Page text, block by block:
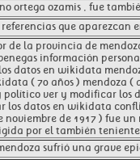
ortega ozamis , fue
que aparezcan
de la provincia de
información
datos en wikidata
( 70 años )
ver y modificar
los datos en wikidata
noviembre de 1917 ) fue
por el también
sufrió una grave